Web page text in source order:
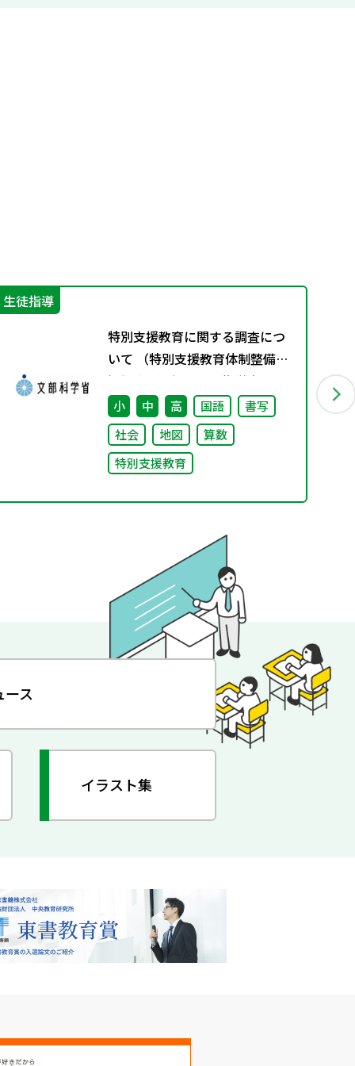
生徒指導
特別支援教育に関する調査につ
いて （特別支援教育体制整備状
況調査、通級による指導実施状
況調査）
小 中 高 国語
書写
社会
地図
算数
特別支援教育
ース
イラスト集